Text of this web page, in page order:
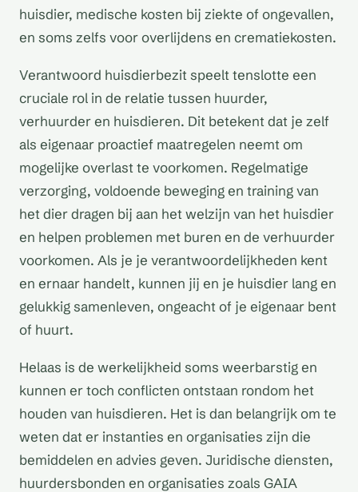
huisdier, medische kosten bij ziekte of ongevallen,
en soms zelfs voor overlijdens en crematiekosten.
Verantwoord huisdierbezit speelt tenslotte een
cruciale rol in de relatie tussen huurder,
verhuurder en huisdieren. Dit betekent dat je zelf
als eigenaar proactief maatregelen neemt om
mogelijke overlast te voorkomen. Regelmatige
verzorging, voldoende beweging en training van
het dier dragen bij aan het welzijn van het huisdier
en helpen problemen met buren en de verhuurder
voorkomen. Als je je verantwoordelijkheden kent
en ernaar handelt, kunnen jij en je huisdier lang en
gelukkig samenleven, ongeacht of je eigenaar bent
of huurt.
Helaas is de werkelijkheid soms weerbarstig en
kunnen er toch conflicten ontstaan rondom het
houden van huisdieren. Het is dan belangrijk om te
weten dat er instanties en organisaties zijn die
bemiddelen en advies geven. Juridische diensten,
huurdersbonden en organisaties zoals GAIA